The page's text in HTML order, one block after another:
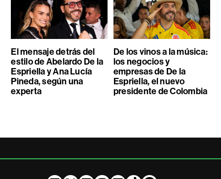
El mensaje detrás del
estilo de Abelardo De la
Espriella y Ana Lucía
Pineda, según una
experta
De los vinos a la música:
los negocios y
empresas de De la
Espriella, el nuevo
presidente de Colombia